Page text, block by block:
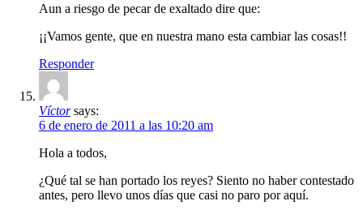
Aun a riesgo de pecar de exaltado dire que:
¡¡Vamos gente, que en nuestra mano esta cambiar las cosas!!
Responder
Víctor says:
6 de enero de 2011 a las 10:20 am
Hola a todos,
¿Qué tal se han portado los reyes? Siento no haber contestado
antes, pero llevo unos días que casi no paro por aquí.